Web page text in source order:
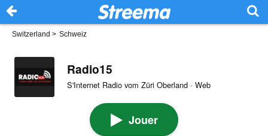
Switzerland > Schweiz
Radio15
S'Internet Radio vom Züri Oberland · Web
Jouer